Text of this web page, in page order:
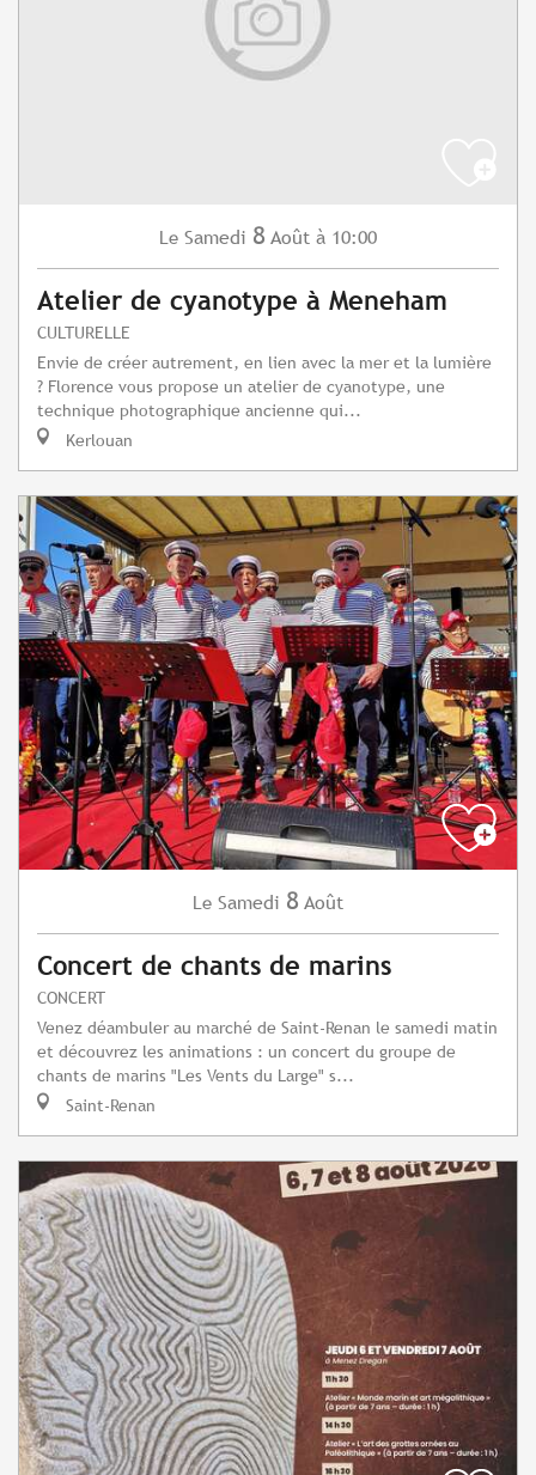
Le Samedi 8 Août à 10:00
Atelier de cyanotype à Meneham
CULTURELLE
Envie de créer autrement, en lien avec la mer et la lumière
? Florence vous propose un atelier de cyanotype, une
technique photographique ancienne qui...
Kerlouan
Le Samedi 8 Août
Concert de chants de marins
CONCERT
Venez déambuler au marché de Saint-Renan le samedi matin
et découvrez les animations : un concert du groupe de
chants de marins "Les Vents du Large" s...
Saint-Renan